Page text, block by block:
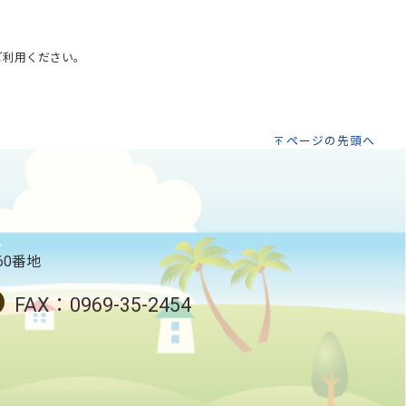
用ください。
ページの先頭へ
番地
FAX：0969-35-2454